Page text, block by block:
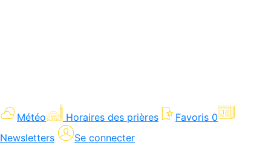
Météo Horaires des prières Favoris 0
Newsletters
Se connecter